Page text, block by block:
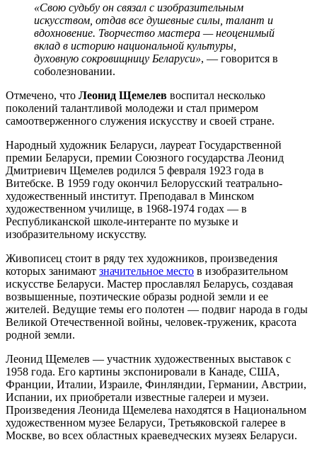
«Свою судьбу он связал с изобразительным
искусством, отдав все душевные силы, талант и
вдохновение. Творчество мастера — неоценимый
вклад в историю национальной культуры,
духовную сокровищницу Беларуси», — говорится в
соболезновании.
Отмечено, что Леонид Щемелев воспитал несколько
поколений талантливой молодежи и стал примером
самоотверженного служения искусству и своей стране.
Народный художник Беларуси, лауреат Государственной
премии Беларуси, премии Союзного государства Леонид
Дмитриевич Щемелев родился 5 февраля 1923 года в
Витебске. В 1959 году окончил Белорусский театрально-
художественный институт. Преподавал в Минском
художественном училище, в 1968-1974 годах — в
Республиканской школе-интеранте по музыке и
изобразительному искусству.
Живописец стоит в ряду тех художников, произведения
которых занимают значительное место в изобразительном
искусстве Беларуси. Мастер прославлял Беларусь, создавая
возвышенные, поэтические образы родной земли и ее
жителей. Ведущие темы его полотен — подвиг народа в годы
Великой Отечественной войны, человек-труженик, красота
родной земли.
Леонид Щемелев — участник художественных выставок с
1958 года. Его картины экспонировали в Канаде, США,
Франции, Италии, Израиле, Финляндии, Германии, Австрии,
Испании, их приобретали известные галереи и музеи.
Произведения Леонида Щемелева находятся в Национальном
художественном музее Беларуси, Третьяковской галерее в
Москве, во всех областных краеведческих музеях Беларуси.